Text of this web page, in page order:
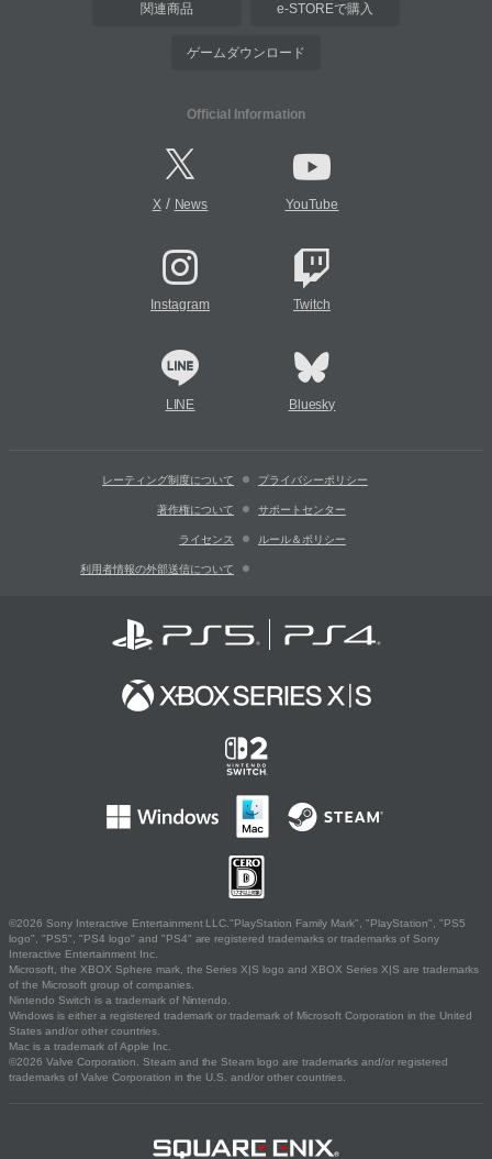
関連商品 e-STOREで購入
ゲームダウンロード
Official Information
X/ News YouTube
Instagram Twitch
LINE Bluesky
レーティング制度について プライバシーポリシー
著作権について サポートセンター
ライセンス ルール＆ポリシー
利用者情報の外部送信について
©2026 Sony Interactive Entertainment LLC."PlayStation Family Mark", "PlayStation", "PS5
logo", "PS5", "PS4 logo" and "PS4" are registered trademarks or trademarks of Sony
Interactive Entertainment Inc.
Microsoft, the XBOX Sphere mark, the Series X|S logo and XBOX Series X|S are trademarks
of the Microsoft group of companies.
Nintendo Switch is a trademark of Nintendo.
Windows is either a registered trademark or trademark of Microsoft Corporation in the United
States and/or other countries.
Mac is a trademark of Apple Inc.
©2026 Valve Corporation. Steam and the Steam logo are trademarks and/or registered
trademarks of Valve Corporation in the U.S. and/or other countries.